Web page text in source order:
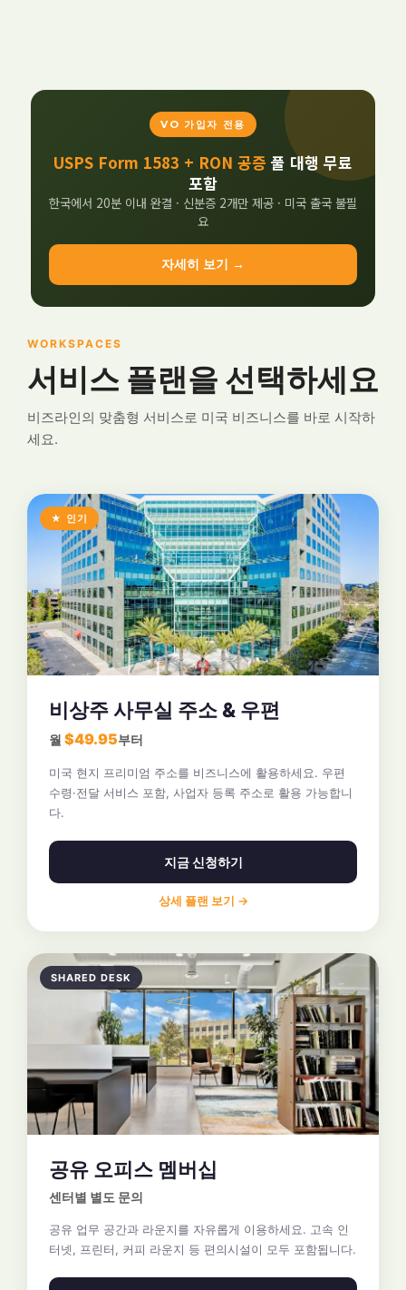
VO 가입자 전용
USPS Form 1583 + RON 공증 풀 대행 무료
포함
한국에서 20분 이내 완결 · 신분증 2개만 제공 · 미국 출국 불필
요
자세히 보기 →
WORKSPACES
서비스 플랜을 선택하세요
비즈라인의 맞춤형 서비스로 미국 비즈니스를 바로 시작하
세요.
★ 인기
비상주 사무실 주소 & 우편
월 $49.95부터
미국 현지 프리미엄 주소를 비즈니스에 활용하세요. 우편
수령·전달 서비스 포함, 사업자 등록 주소로 활용 가능합니
다.
지금 신청하기
상세 플랜 보기 →
SHARED DESK
공유 오피스 멤버십
센터별 별도 문의
공유 업무 공간과 라운지를 자유롭게 이용하세요. 고속 인
터넷, 프린터, 커피 라운지 등 편의시설이 모두 포함됩니다.